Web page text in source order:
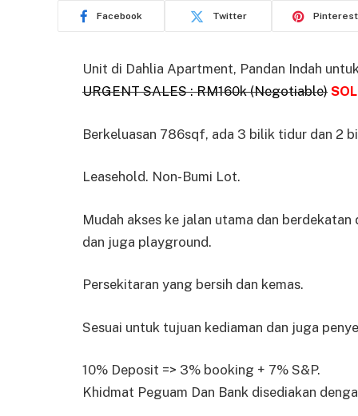
Facebook Twitter Pinterest
Unit di Dahlia Apartment, Pandan Indah
URGENT SALES : RM160k (Negotiable)
Berkeluasan 786sqf, ada 3 bilik tidur dan 2
Leasehold. Non-Bumi Lot.
Mudah akses ke jalan utama dan
dan juga playground.
Persekitaran yang bersih dan kemas.
Sesuai untuk tujuan kediaman dan juga
10% Deposit => 3% booking + 7% S&P.
Khidmat Peguam Dan Bank disediakan